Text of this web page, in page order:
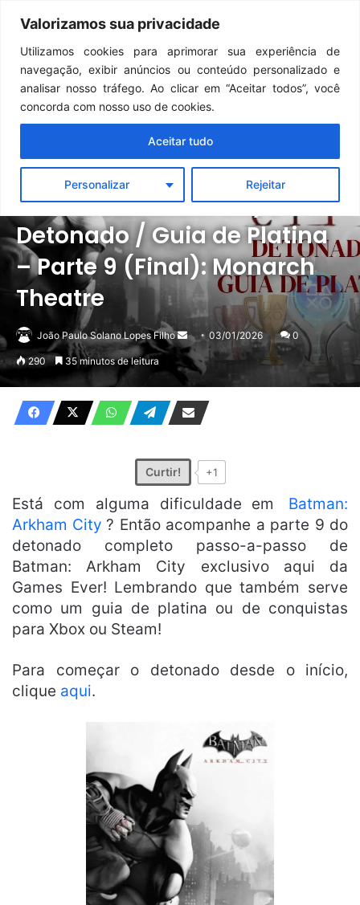
Valorizamos sua privacidade
Utilizamos cookies para aprimorar sua experiência de
navegação, exibir anúncios ou conteúdo personalizado e
analisar nosso tráfego. Ao clicar em “Aceitar todos”, você
concorda com nosso uso de cookies.
Personalizar Rejeitar
Aceitar tudo
Menu
PC Destaque Detonados PlayStation Xbox
Batman: Arkham City |
Detonado / Guia de Platina
– Parte 9 (Final): Monarch
Theatre
João Paulo Solano Lopes Filho
Mande
um
e-
03/01/2026 0
290 35 minutos de leitura
Curtir! +1
Está com alguma dificuldade em
Batman:
Arkham City ? Então acompanhe a parte 9 do
detonado completo passo-a-passo de
Batman: Arkham City exclusivo aqui da
Games Ever! Lembrando que também serve
como um guia de platina ou de conquistas
para Xbox ou Steam!
Para começar o detonado desde o início,
clique aqui.